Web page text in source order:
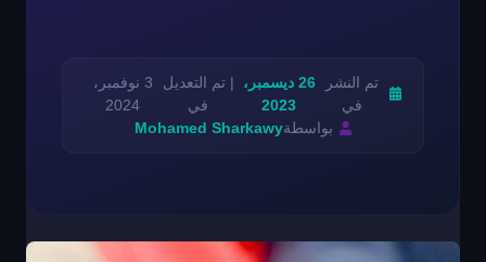
تم النشر
في
26 ديسمبر،
2023
| تم التعديل
في
3 نوفمبر،
2024
بواسطةMohamed Sharkawy